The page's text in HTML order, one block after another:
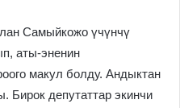
Самыйкожо үчүнчү
аты-эненин
макул болду. Андыктан
Бирок депутаттар экинчи